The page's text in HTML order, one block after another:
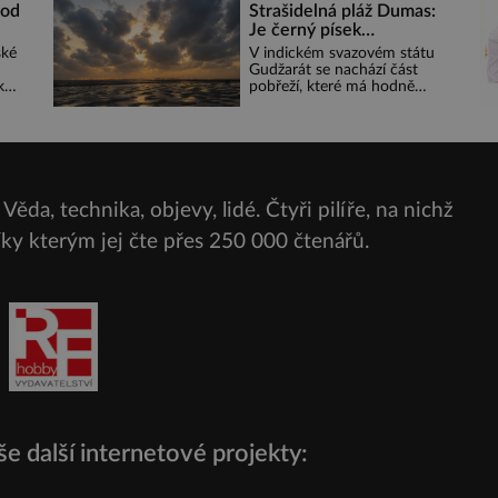
samota? Půs
Strašidelná pláž Dumas:
Je černý písek
podhoubím, ze kterého
roste zlo?
V indickém svazovém státu
Gudžarát se nachází část
pobřeží, které má hodně
technika, objevy, lidé. Čtyři pilíře, na nichž
kterým jej čte přes 250 000 čtenářů.
další internetové projekty: